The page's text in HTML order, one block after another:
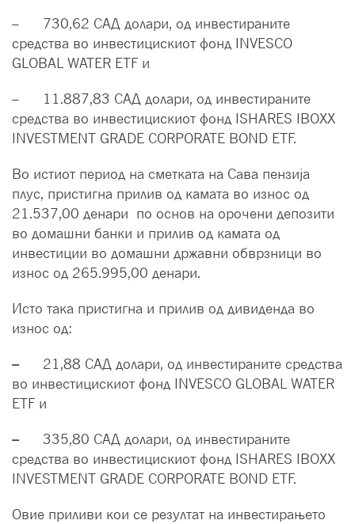
– 730,62 САД долари, од инвестираните
средства во инвестицискиот фонд INVESCO
GLOBAL WATER ETF и
– 11.887,83 САД долари, од инвестираните
средства во инвестицискиот фонд ISHARES IBOXX
INVESTMENT GRADE CORPORATE BOND ETF.
Во истиот период на сметката на Сава пензија
плус, пристигна прилив од каматa во износ од
21.537,00 денари по основ на орочени депозити
во домашни банки и прилив од каматa од
инвестиции во домашни државни обврзници во
износ од 265.995,00 денари.
Исто така пристигна и прилив од дивиденда во
износ од:
– 21,88 САД долари, од инвестираните средства
во инвестицискиот фонд INVESCO GLOBAL WATER
ETF и
– 335,80 САД долари, од инвестираните
средства во инвестицискиот фонд ISHARES IBOXX
INVESTMENT GRADE CORPORATE BOND ETF.
Овие приливи кои се резултат на инвестирањето